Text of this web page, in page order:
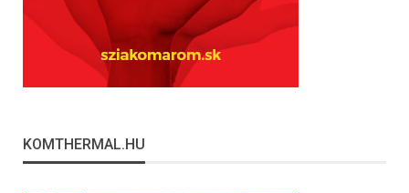
KOMTHERMAL.HU